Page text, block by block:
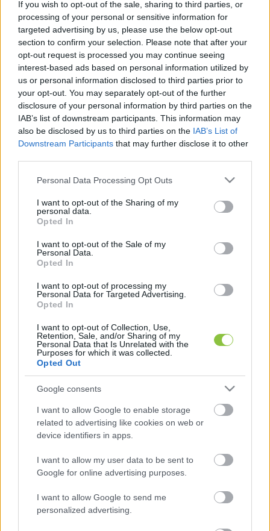
If you wish to opt-out of the sale, sharing to third parties, or
processing of your personal or sensitive information for
targeted advertising by us, please use the below opt-out
section to confirm your selection. Please note that after your
opt-out request is processed you may continue seeing
interest-based ads based on personal information utilized by
us or personal information disclosed to third parties prior to
your opt-out. You may separately opt-out of the further
disclosure of your personal information by third parties on the
IAB’s list of downstream participants. This information may
also be disclosed by us to third parties on the IAB’s List of
Downstream Participants that may further disclose it to other
Please note that this website/app uses one or more Google
not limited to your visit or usage behaviour. You may click to
grant or deny consent to Google and its third-party tags to
use your data for below specified purposes in below Google
consent section.
Personal Data Processing Opt Outs
I want to opt-out of the Sharing of my
personal data.
Opted In
I want to opt-out of the Sale of my
Personal Data.
Opted In
I want to opt-out of processing my
Personal Data for Targeted Advertising.
Opted In
I want to opt-out of Collection, Use,
Retention, Sale, and/or Sharing of my
Personal Data that Is Unrelated with the
Purposes for which it was collected.
Opted Out
Google consents
I want to allow Google to enable storage
related to advertising like cookies on web or
device identifiers in apps.
I want to allow my user data to be sent to
Google for online advertising purposes.
I want to allow Google to send me
personalized advertising.
A Partizánon szombaton jött ki egy több mint
három órás interjú Bese Gergővel, a NER volt
sztárpapjával, akiről 2024 szeptemberében derült
ki, hogy meleg szexbotrányba keveredett, és
ennek következtében felfüggesztették papi
állásából. Az interjú rögzítése után Bese atya
visszavonta az interjút, de a Partizán mégis
leközölte, mert állításuk szerint nem történt
sérelmezhető tartalmi módosítás.
A Magyar Hang
Kecskeméti Főegyházmegye érsekét,
Bábel
Balázst, aki a lapnak elmondta: elfoglaltsága
de ennyi is elég volt ahhoz, hogy hétfőn
kezdeményezze Bese Gergő laicizálását
(klerikusi állapotból laikusi állapotba
visszahelyezés, az egyház által kiszabható
legsúlyosabb büntetés).
Az érsek szerint Bese „hetet-havat összehordott”
többször homlokegyenest mást állított, mint a